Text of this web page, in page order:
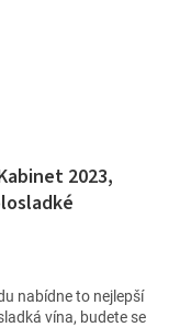
2023,
nabídne to nejlepší
vína, budete se